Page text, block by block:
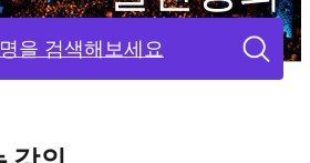
을 검색해보세요